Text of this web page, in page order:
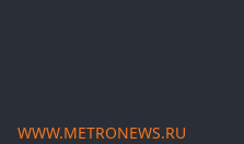
WWW.METRONEWS.RU